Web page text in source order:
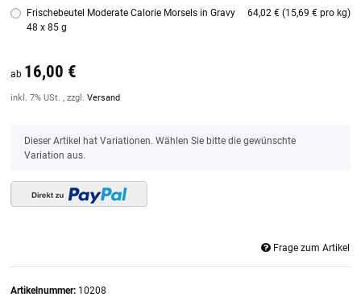
Frischebeutel Moderate Calorie Morsels in Gravy
48 x 85 g
64,02 € (15,69 € pro kg)
ab 16,00 €
inkl. 7% USt. , zzgl. Versand
x
Dieser Artikel hat Variationen. Wählen Sie bitte die gewünschte
Variation aus.
Frage zum Artikel
Artikelnummer: 10208